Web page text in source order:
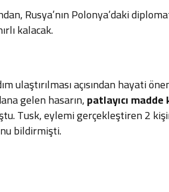
Rusya’nın Polonya’daki
kalacak.
ulaştırılması açısından hayati
gelen hasarın,patlayıcı madde
Tusk, eylemi gerçekleştiren 2
bildirmişti.